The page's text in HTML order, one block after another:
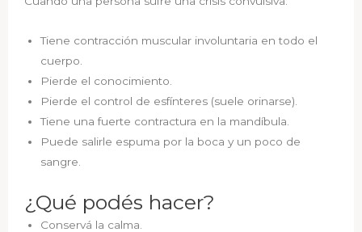
Tiene contracción muscular involuntaria en todo el
cuerpo.
Pierde el conocimiento.
Pierde el control de esfínteres (suele orinarse).
Tiene una fuerte contractura en la mandíbula.
Puede salirle espuma por la boca y un poco de
sangre.
¿Qué podés hacer?
Conservá la calma.